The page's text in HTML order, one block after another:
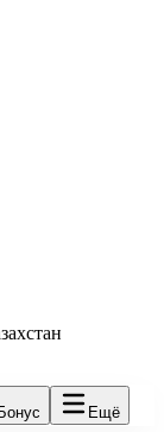
Бонус Ещё